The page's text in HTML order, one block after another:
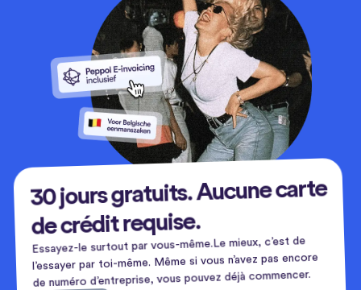
30 jours gratuits. Aucune carte
de crédit requise.
Essayez-le surtout par vous-même.Le mieux, c’est de
l’essayer par toi-même. Même si vous n’avez pas encore
de numéro d’entreprise, vous pouvez déjà commencer.